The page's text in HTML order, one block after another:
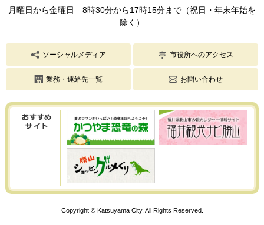
月曜日から金曜日 8時30分から17時15分まで（祝日・年末年始を
除く）
ソーシャルメディア 市役所へのアクセス
業務・連絡先一覧 お問い合わせ
Copyright © Katsuyama City. All Rights Reserved.